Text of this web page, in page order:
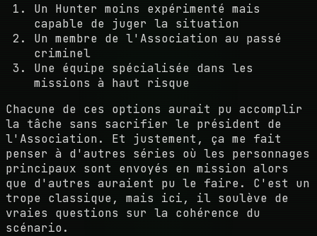
Un Hunter moins expérimenté mais
capable de juger la situation
Un membre de l'Association au passé
criminel
Une équipe spécialisée dans les
missions à haut risque
Chacune de ces options aurait pu accomplir
la tâche sans sacrifier le président de
l'Association. Et justement, ça me fait
penser à d'autres séries où les personnages
principaux sont envoyés en mission alors
que d'autres auraient pu le faire. C'est un
trope classique, mais ici, il soulève de
vraies questions sur la cohérence du
scénario.